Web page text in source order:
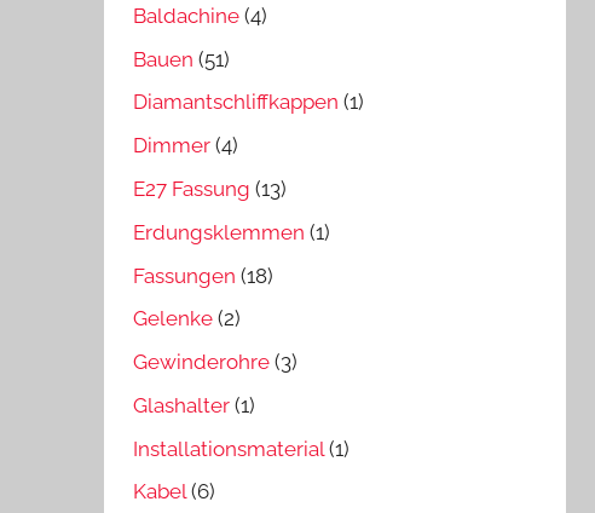
Baldachine (4)
Bauen (51)
Diamantschliffkappen (1)
Dimmer (4)
E27 Fassung (13)
Erdungsklemmen (1)
Fassungen (18)
Gelenke (2)
Gewinderohre (3)
Glashalter (1)
Installationsmaterial (1)
Kabel(6)